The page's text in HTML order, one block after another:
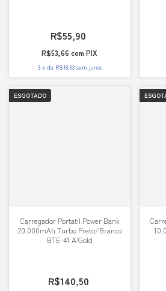
R$55,90
R$53,66com PIX
3 x de R$18,63 sem juros
ESGOTADO
Carregador Portatil Power Bank
20.000mAh Turbo Preto/Branco
BTE-41 A'Gold
R$140,50